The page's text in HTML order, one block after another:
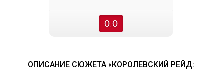
0.0
ОПИСАНИЕ СЮЖЕТА «КОРОЛЕВСКИЙ РЕЙД: